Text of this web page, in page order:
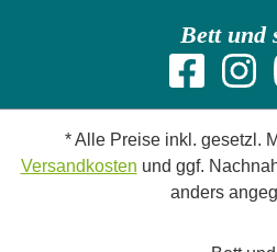
Bett und
* Alle Preise inkl. gesetzl.
Versandkosten und ggf.
anders